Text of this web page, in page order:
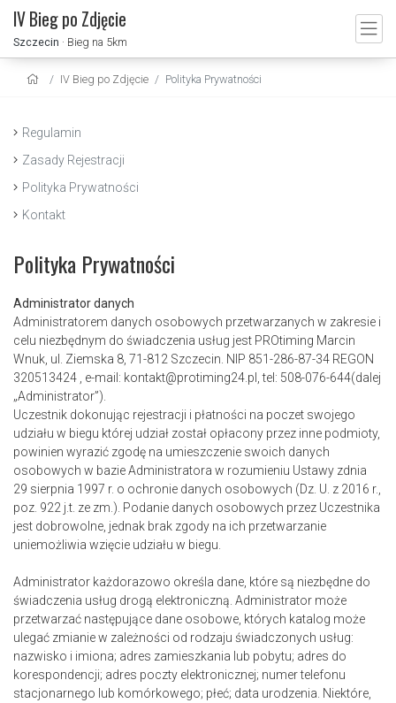
IV Bieg po Zdjęcie
Szczecin · Bieg na 5km
IV Bieg po Zdjęcie Polityka Prywatności
Regulamin
Zasady Rejestracji
Polityka Prywatności
Kontakt
Polityka Prywatności
Administrator danych
Administratorem danych osobowych przetwarzanych w zakresie i
celu niezbędnym do świadczenia usług jest PROtiming Marcin
Wnuk, ul. Ziemska 8, 71-812 Szczecin. NIP 851-286-87-34 REGON
320513424 , e-mail: kontakt@protiming24.pl, tel: 508-076-644(dalej
„Administrator”).
Uczestnik dokonując rejestracji i płatności na poczet swojego
udziału w biegu której udział został opłacony przez inne podmioty,
powinien wyrazić zgodę na umieszczenie swoich danych
osobowych w bazie Administratora w rozumieniu Ustawy zdnia
29 sierpnia 1997 r. o ochronie danych osobowych (Dz. U. z 2016 r.,
poz. 922 j.t. ze zm.). Podanie danych osobowych przez Uczestnika
jest dobrowolne, jednak brak zgody na ich przetwarzanie
uniemożliwia wzięcie udziału w biegu.
Administrator każdorazowo określa dane, które są niezbędne do
świadczenia usług drogą elektroniczną. Administrator może
przetwarzać następujące dane osobowe, których katalog może
ulegać zmianie w zależności od rodzaju świadczonych usług:
nazwisko i imiona; adres zamieszkania lub pobytu; adres do
korespondencji; adres poczty elektronicznej; numer telefonu
stacjonarnego lub komórkowego; płeć; data urodzenia. Niektóre,